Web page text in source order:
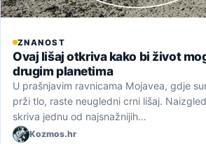
ZNANOST
Ovaj lišaj otkriva kako bi život
drugim planetima
U prašnjavim ravnicama Mojavea, gdje
prži tlo, raste neugledni crni lišaj.
skriva jednu od najsnažnijih…
Kozmos.hr